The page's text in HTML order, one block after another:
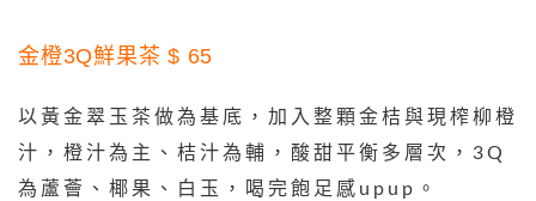
金橙3Q鮮果茶 $ 65
以黃金翠玉茶做為基底，加入整顆金桔與現榨柳橙
汁，橙汁為主、桔汁為輔，酸甜平衡多層次，3Q
為蘆薈、椰果、白玉，喝完飽足感upup。